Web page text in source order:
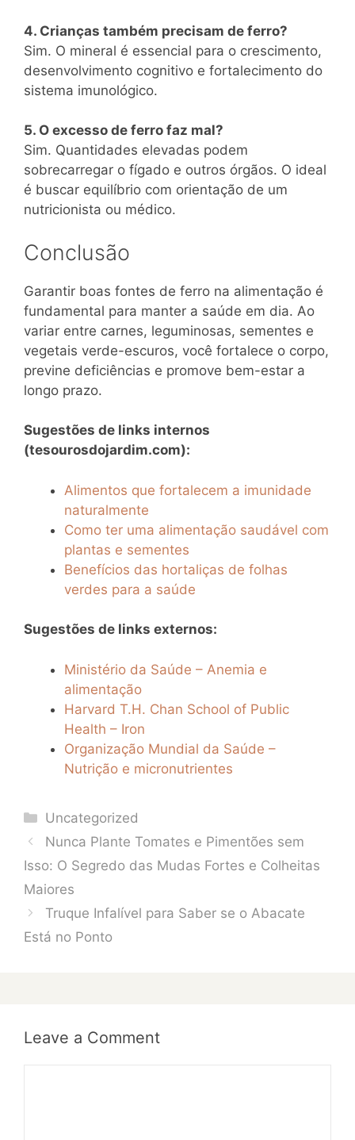
4. Crianças também precisam de ferro?
Sim. O mineral é essencial para o crescimento,
desenvolvimento cognitivo e fortalecimento do
sistema imunológico.
5. O excesso de ferro faz mal?
Sim. Quantidades elevadas podem
sobrecarregar o fígado e outros órgãos. O ideal
é buscar equilíbrio com orientação de um
nutricionista ou médico.
Conclusão
Garantir boas fontes de ferro na alimentação é
fundamental para manter a saúde em dia. Ao
variar entre carnes, leguminosas, sementes e
vegetais verde-escuros, você fortalece o corpo,
previne deficiências e promove bem-estar a
longo prazo.
Sugestões de links internos
(tesourosdojardim.com):
Alimentos que fortalecem a imunidade
naturalmente
Como ter uma alimentação saudável com
plantas e sementes
Benefícios das hortaliças de folhas
verdes para a saúde
Sugestões de links externos:
Ministério da Saúde – Anemia e
alimentação
Harvard T.H. Chan School of Public
Health – Iron
Organização Mundial da Saúde –
Nutrição e micronutrientes
Categories
Uncategorized
Nunca Plante Tomates e Pimentões sem
Isso: O Segredo das Mudas Fortes e Colheitas
Maiores
Truque Infalível para Saber se o Abacate
Está no Ponto
Leave a Comment